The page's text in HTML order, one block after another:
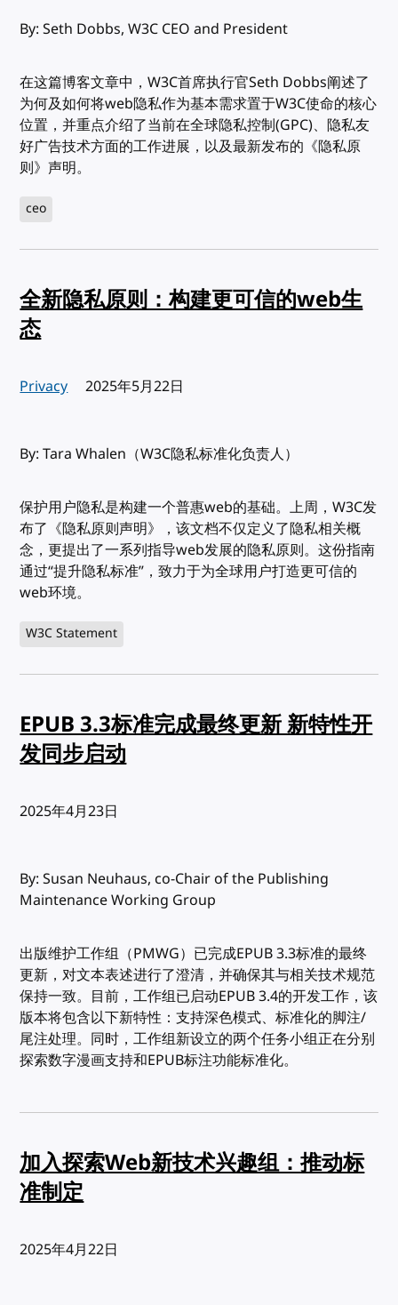
By: Seth Dobbs, W3C CEO and President
在这篇博客文章中，W3C首席执行官Seth Dobbs阐述了
为何及如何将web隐私作为基本需求置于W3C使命的核心
位置，并重点介绍了当前在全球隐私控制(GPC)、隐私友
好广告技术方面的工作进展，以及最新发布的《隐私原
则》声明。
ceo
全新隐私原则：构建更可信的web生
态
Privacy 发布:
2025年5月22日
By: Tara Whalen（W3C隐私标准化负责人）
保护用户隐私是构建一个普惠web的基础。上周，W3C发
布了《隐私原则声明》，该文档不仅定义了隐私相关概
念，更提出了一系列指导web发展的隐私原则。这份指南
通过“提升隐私标准”，致力于为全球用户打造更可信的
web环境。
W3C Statement
EPUB 3.3标准完成最终更新 新特性开
发同步启动
发布:
2025年4月23日
By: Susan Neuhaus, co-Chair of the Publishing
Maintenance Working Group
出版维护工作组（PMWG）已完成EPUB 3.3标准的最终
更新，对文本表述进行了澄清，并确保其与相关技术规范
保持一致。目前，工作组已启动EPUB 3.4的开发工作，该
版本将包含以下新特性：支持深色模式、标准化的脚注/
尾注处理。同时，工作组新设立的两个任务小组正在分别
探索数字漫画支持和EPUB标注功能标准化。
加入探索Web新技术兴趣组：推动标
准制定
发布:
2025年4月22日